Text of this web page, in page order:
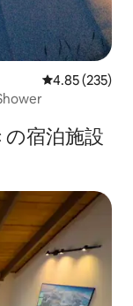
レビュー235
4.85 (235)
宿泊施設